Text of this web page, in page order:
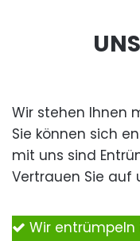
Wir stehen Ihnen
Sie können sich
mit uns sind
Vertrauen Sie auf
Wir